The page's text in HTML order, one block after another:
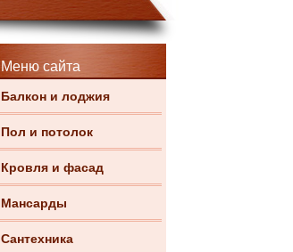
Меню сайта
Балкон и лоджия
Пол и потолок
Кровля и фасад
Мансарды
Сантехника